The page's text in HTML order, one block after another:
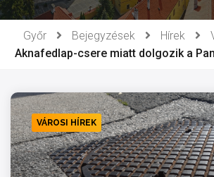
Győr Bejegyzések Hírek
Aknafedlap-csere miatt dolgozik a
VÁROSI HÍREK